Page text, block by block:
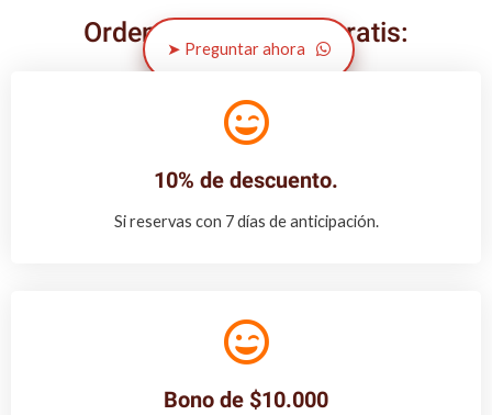
➤ Preguntar ahora
Ordena ¡ya! y recibe gratis:
10% de descuento.
Si reservas con 7 días de anticipación.
Bono de $10.000